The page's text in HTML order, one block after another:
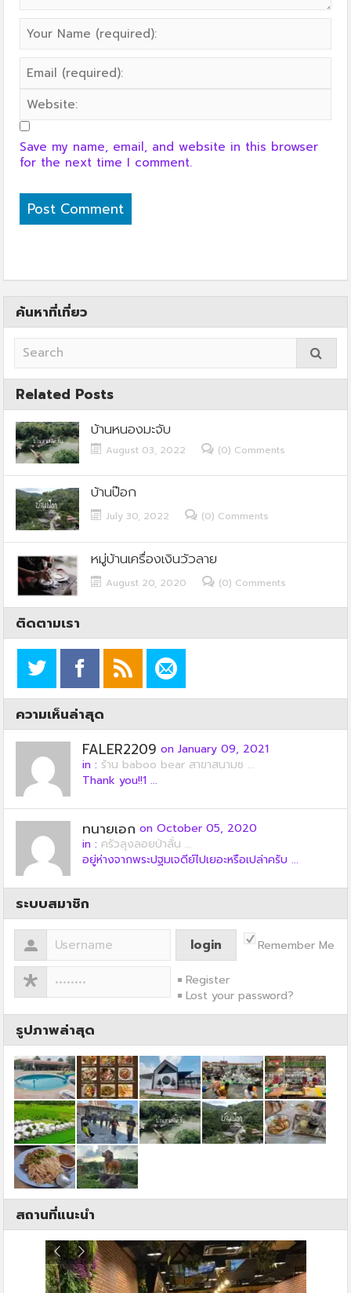
Save my name, email, and website in this browser
for the next time I comment.
ค้นหาที่เที่ยว
Related Posts
บ้านหนองมะจับ
August 03, 2022 (0) Comments
บ้านป๊อก
July 30, 2022 (0) Comments
หมู่บ้านเครื่องเงินวัวลาย
August 20, 2020 (0) Comments
ติดตามเรา
ความเห็นล่าสุด
FALER2209 on January 09, 2021
in : ร้าน baboo bear สาขาสนามช ...
Thank you!!1 ...
ทนายเอก on October 05, 2020
in : ครัวลุงลอยป่าลั่น ...
อยู่ห่างจากพระปฐมเจดีย์ไปเยอะหรือเปล่าครับ ...
ระบบสมาชิก
Remember Me
Register
Lost your password?
รูปภาพล่าสุด
สถานที่แนะนำ